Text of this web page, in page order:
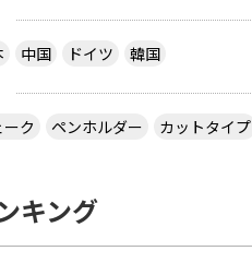
中国 ドイツ
韓国
ク
ペンホルダー カットタイプ
キング